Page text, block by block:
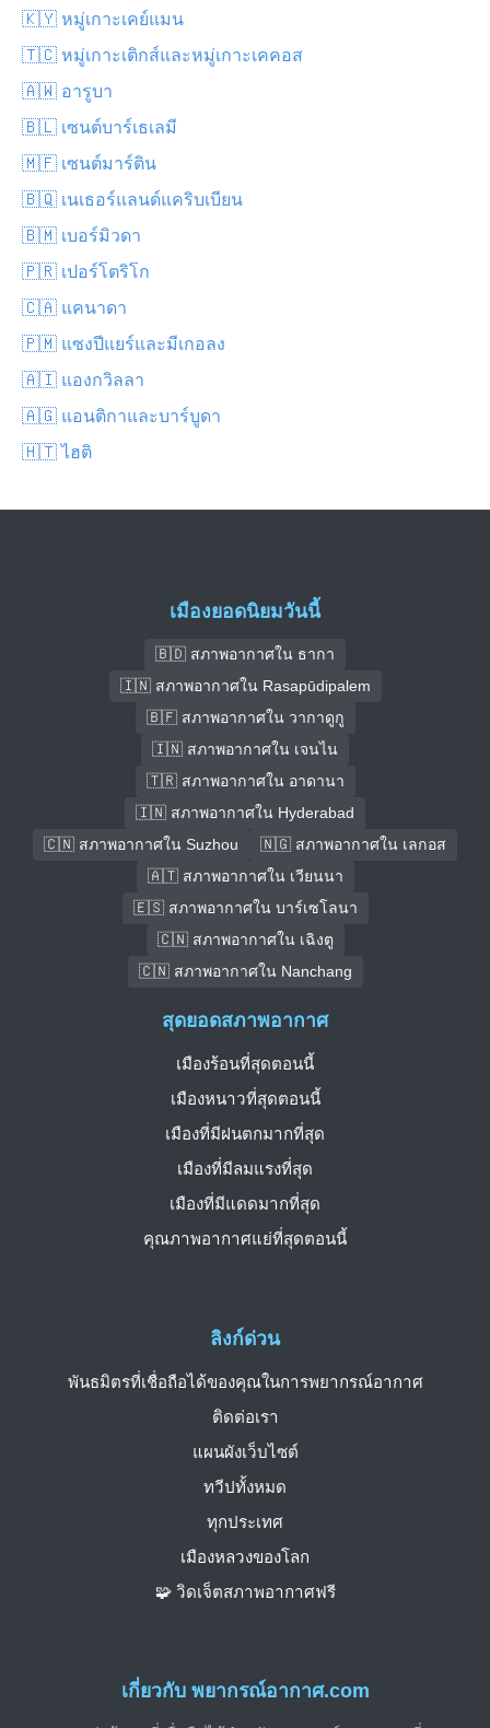
🇰🇾 หมู่เกาะเคย์แมน
🇹🇨 หมู่เกาะเติกส์และหมู่เกาะเคคอส
🇦🇼 อารูบา
🇧🇱 เซนต์บาร์เธเลมี
🇲🇫 เซนต์มาร์ติน
🇧🇶 เนเธอร์แลนด์แคริบเบียน
🇧🇲 เบอร์มิวดา
🇵🇷 เปอร์โตริโก
🇨🇦 แคนาดา
🇵🇲 แซงปีแยร์และมีเกอลง
🇦🇮 แองกวิลลา
🇦🇬 แอนติกาและบาร์บูดา
🇭🇹 ไฮติ
เมืองยอดนิยมวันนี้
🇧🇩 สภาพอากาศใน ธากา
🇮🇳 สภาพอากาศใน Rasapūdipalem
🇧🇫 สภาพอากาศใน วากาดูกู
🇮🇳 สภาพอากาศใน เจนไน
🇹🇷 สภาพอากาศใน อาดานา
🇮🇳 สภาพอากาศใน Hyderabad
🇨🇳 สภาพอากาศใน Suzhou
🇳🇬 สภาพอากาศใน เลกอส
🇦🇹 สภาพอากาศใน เวียนนา
🇪🇸 สภาพอากาศใน บาร์เซโลนา
🇨🇳 สภาพอากาศใน เฉิงตู
🇨🇳 สภาพอากาศใน Nanchang
เกี่ยวกับ พยากรณ์อากาศ.com
ลิงก์ด่วน
พันธมิตรที่เชื่อถือได้ของคุณในการพยากรณ์อากาศ
ติดต่อเรา
แผนผังเว็บไซต์
ทวีปทั้งหมด
ทุกประเทศ
เมืองหลวงของโลก
🧩 วิดเจ็ตสภาพอากาศฟรี
สุดยอดสภาพอากาศ
เมืองร้อนที่สุดตอนนี้
เมืองหนาวที่สุดตอนนี้
เมืองที่มีฝนตกมากที่สุด
เมืองที่มีลมแรงที่สุด
เมืองที่มีแดดมากที่สุด
คุณภาพอากาศแย่ที่สุดตอนนี้